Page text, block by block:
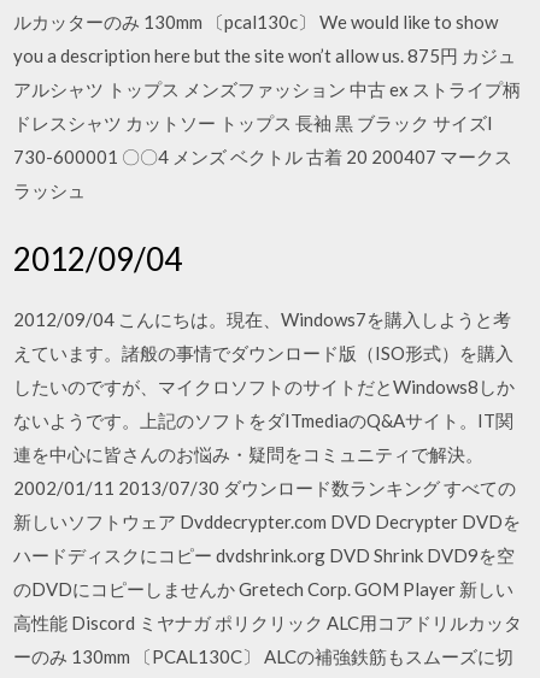
ルカッターのみ 130mm 〔pcal130c〕 We would like to show
you a description here but the site won’t allow us. 875円 カジュ
アルシャツ トップス メンズファッション 中古 ex ストライプ柄
ドレスシャツ カットソー トップス 長袖 黒 ブラック サイズl
730-600001 〇〇4 メンズ ベクトル 古着 20 200407 マークス
ラッシュ
2012/09/04
2012/09/04 こんにちは。現在、Windows7を購入しようと考
えています。諸般の事情でダウンロード版（ISO形式）を購入
したいのですが、マイクロソフトのサイトだとWindows8しか
ないようです。上記のソフトをダITmediaのQ&Aサイト。IT関
連を中心に皆さんのお悩み・疑問をコミュニティで解決。
2002/01/11 2013/07/30 ダウンロード数ランキング すべての
新しいソフトウェア Dvddecrypter.com DVD Decrypter DVDを
ハードディスクにコピー dvdshrink.org DVD Shrink DVD9を空
のDVDにコピーしませんか Gretech Corp. GOM Player 新しい
高性能 Discord ミヤナガ ポリクリック ALC用コアドリルカッタ
ーのみ 130mm 〔PCAL130C〕 ALCの補強鉄筋もスムーズに切